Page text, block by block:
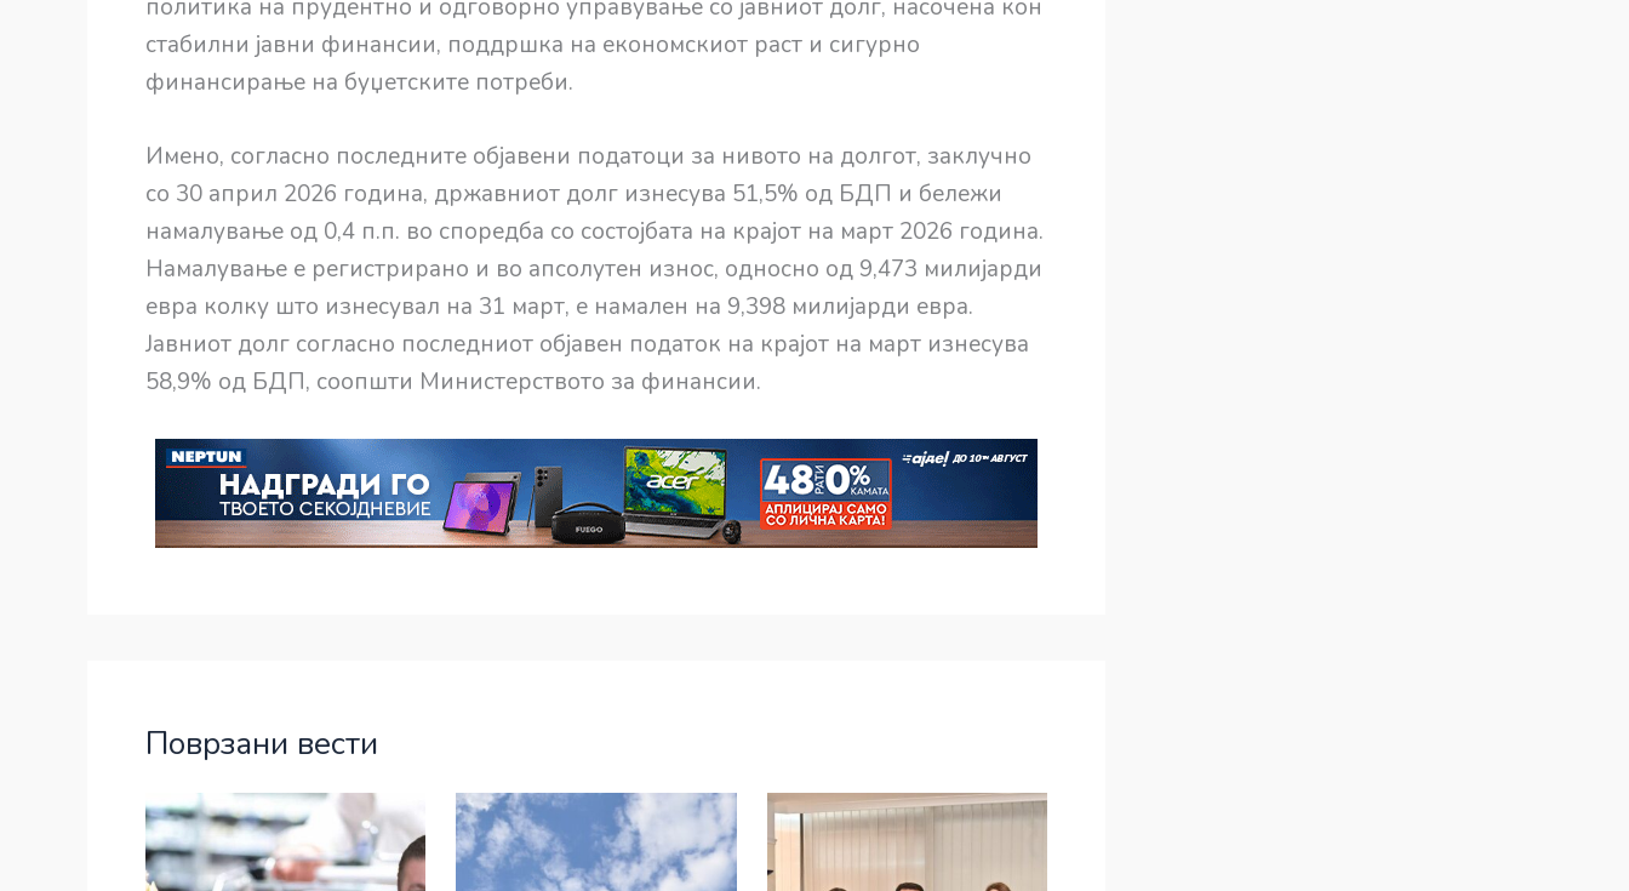
политика на прудентно и одговорно управување со јавниот долг, насочена кон
стабилни јавни финансии, поддршка на економскиот раст и сигурно
финансирање на буџетските потреби.
Имено, согласно последните објавени податоци за нивото на долгот, заклучно
со 30 април 2026 година, државниот долг изнесува 51,5% од БДП и бележи
намалување од 0,4 п.п. во споредба со состојбата на крајот на март 2026 година.
Намалување е регистрирано и во апсолутен износ, односно од 9,473 милијарди
евра колку што изнесувал на 31 март, е намален на 9,398 милијарди евра.
Јавниот долг согласно последниот објавен податок на крајот на март изнесува
58,9% од БДП, соопшти Министерството за финансии.
Поврзани вести